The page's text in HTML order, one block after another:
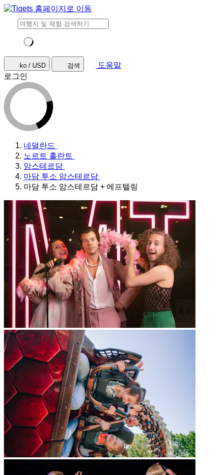
ko / USD 검색
도움말
로그인
네덜란드
노르트 홀란트
암스테르담
마담 투소 암스테르담
마담 투소 암스테르담 + 에프텔링